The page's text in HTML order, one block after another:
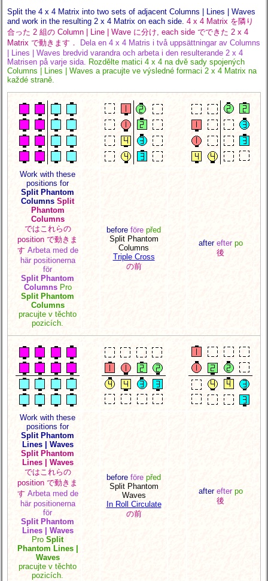
Split the 4 x 4 Matrix into two sets of adjacent Columns | Lines | Waves
and work in the resulting 2 x 4 Matrix on each side. 4 x 4 Matrix を隣り
合った 2 組の Column | Line | Wave に分け, each side でできた 2 x 4
Matrix で動きます．
Dela en 4 x 4 Matris i två uppsättningar av Columns
| Lines | Waves bredvid varandra och arbeta i den resulterande 2 x 4
Matrisen på varje sida.
Rozdělte matici 4 x 4 na dvě sady spojených
Columns | Lines | Waves a pracujte ve výsledné formaci 2 x 4 Matrix na
každé straně.
Work with these
positions for
Split Phantom
Columns Split
Phantom
Columns
ではこれらの
position で動きま
す Arbeta med de
här positionerna
för
Split Phantom
Columns Pro
Split Phantom
Columns
pracujte v těchto
pozicích.
before före před
Split Phantom
Columns
Triple Cross
の前
after efter po
後
Work with these
positions for
Split Phantom
Lines | Waves
Split Phantom
Lines | Waves
ではこれらの
position で動きま
す Arbeta med de
här positionerna
för
Split Phantom
Lines | Waves
Pro Split
Phantom Lines |
Waves
pracujte v těchto
pozicích.
before före před
Split Phantom
Waves
In Roll Circulate
の前
after efter po
後